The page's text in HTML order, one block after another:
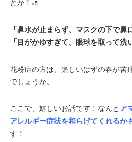
とか！ ※5
「鼻水が止まらず、マスクの下で鼻
「目がかゆすぎて、眼球を取って洗
花粉症の方は、楽しいはずの春が苦
でしょうか。
ここで、嬉しいお話です！なんとア
アレルギー症状を和らげてくれるか
す！